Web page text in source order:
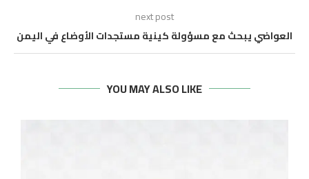
next post
العواضي يبحث مع مسؤولة كينية مستجدات الأوضاع في اليمن
YOU MAY ALSO LIKE